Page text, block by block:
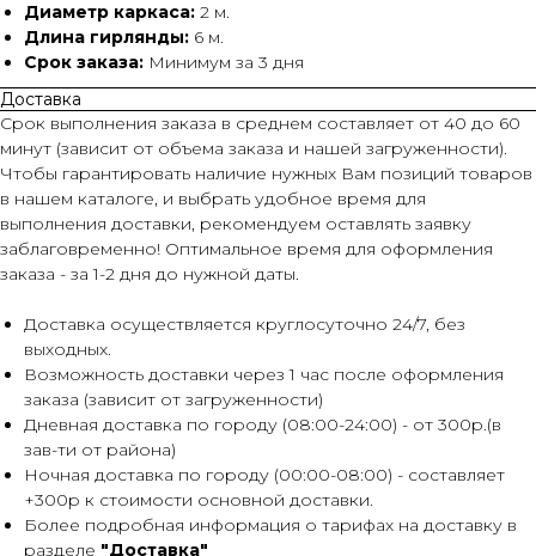
Диаметр каркаса: 2 м.
Длина гирлянды: 6 м.
Срок заказа: Минимум за 3 дня
Доставка
Срок выполнения заказа в среднем составляет от 40 до 60
минут (зависит от объема заказа и нашей загруженности).
Чтобы гарантировать наличие нужных Вам позиций товаров
в нашем каталоге, и выбрать удобное время для
выполнения доставки, рекомендуем оставлять заявку
заблаговременно! Оптимальное время для оформления
заказа - за 1-2 дня до нужной даты.
Доставка осуществляется круглосуточно 24/7, без
выходных.
Возможность доставки через 1 час после оформления
заказа (зависит от загруженности)
Дневная доставка по городу (08:00-24:00) - от 300р.(в
зав-ти от района)
Ночная доставка по городу (00:00-08:00) - составляет
+300р к стоимости основной доставки.
Более подробная информация о тарифах на доставку в
разделе "Доставка"